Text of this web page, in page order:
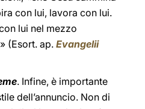
con lui, lavora con lui.
lui nel mezzo
(Esort. ap. Evangelii
. Infine, è importante
dell’annuncio. Non di